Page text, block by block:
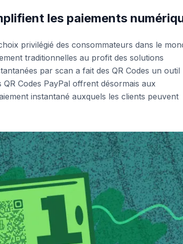
les paiements
privilégié des consommateurs dans le
traditionnelles au profit des solutions
par scan a fait des QR Codes un outil
Codes PayPal offrent désormais aux
instantané auxquels les clients peuvent